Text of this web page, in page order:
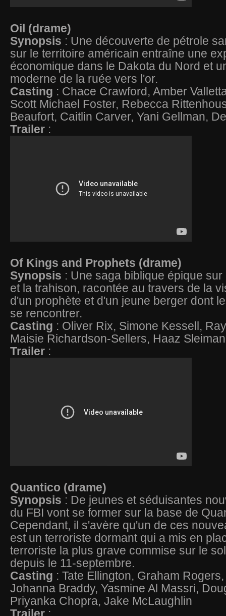
Oil (drame)
Synopsis : Une découverte de pétrole
sur le territoire américain entraîne une
économique dans le Dakota du Nord et
moderne de la ruée vers l'or.
Casting : Chace Crawford, Amber
Scott Michael Foster, Rebecca
Beaufort, Caitlin Carver, Yani Gellman,
Trailer :
Of Kings and Prophets (drame)
Synopsis : Une saga biblique épique sur
et la trahison, racontée au travers de la
d'un prophète et d'un jeune berger dont
se rencontrer.
Casting : Oliver Rix, Simone Kessell,
Maisie Richardson-Sellers, Haaz
Trailer :
Quantico (drame)
Synopsis : De jeunes et séduisantes
du FBI vont se former sur la base de
Cependant, il s'avère qu'un de ces
est un terroriste dormant qui a mis en
terroriste la plus grave commise sur le
depuis le 11-septembre.
Casting : Tate Ellington, Graham
Johanna Braddy, Yasmine Al Massri,
Priyanka Chopra, Jake McLaughlin